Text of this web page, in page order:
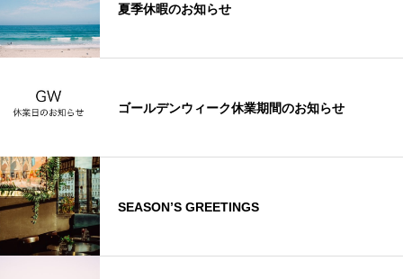
夏季休暇のお知らせ
ゴールデンウィーク休業期間のお知らせ
SEASON’S GREETINGS